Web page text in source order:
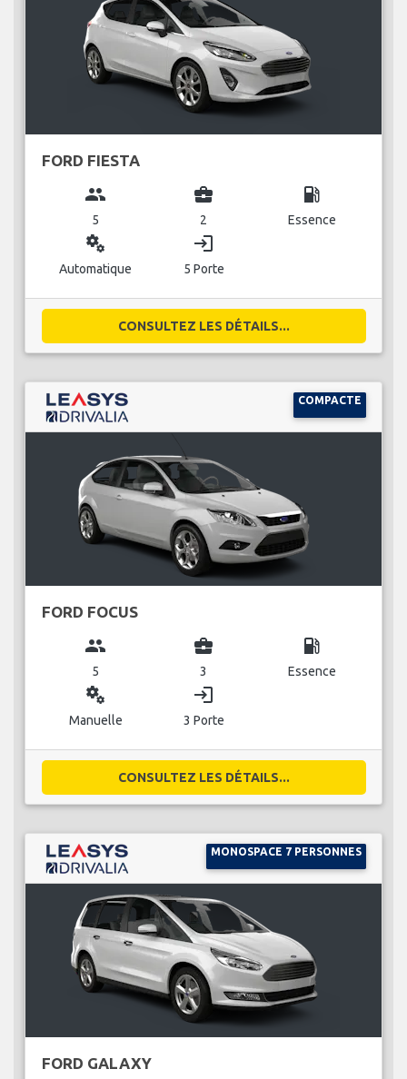
FORD FIESTA
group
5
business_center
2
local_gas_station
Essence
miscellaneous_services
Automatique
login
5 Porte
CONSULTEZ LES DÉTAILS...
COMPACTE
FORD FOCUS
group
5
business_center
3
local_gas_station
Essence
miscellaneous_services
Manuelle
login
3 Porte
CONSULTEZ LES DÉTAILS...
MONOSPACE 7 PERSONNES
FORD GALAXY